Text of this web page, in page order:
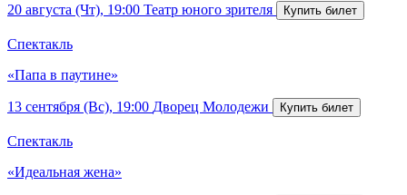
20 августа (Чт), 19:00 Театр юного зрителя
Спектакль
«Папа в паутине»
13 сентября (Вс), 19:00 Дворец Молодежи
Спектакль
«Идеальная жена»